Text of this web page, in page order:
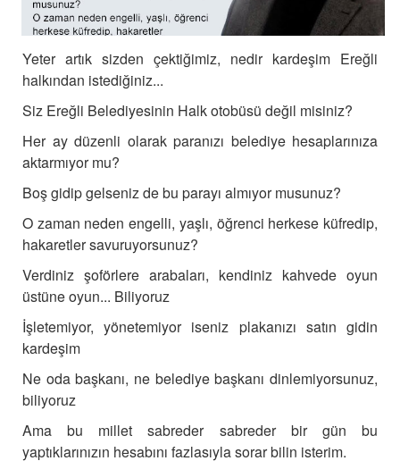
Yeter artık sizden çektiğimiz, nedir kardeşim Ereğli
halkından istediğiniz...
Siz Ereğli Belediyesinin Halk otobüsü değil misiniz?
Her ay düzenli olarak paranızı belediye hesaplarınıza
aktarmıyor mu?
Boş gidip gelseniz de bu parayı almıyor musunuz?
O zaman neden engelli, yaşlı, öğrenci herkese küfredip,
hakaretler savuruyorsunuz?
Verdiniz şoförlere arabaları, kendiniz kahvede oyun
üstüne oyun... Biliyoruz
İşletemiyor, yönetemiyor iseniz plakanızı satın gidin
kardeşim
Ne oda başkanı, ne belediye başkanı dinlemiyorsunuz,
biliyoruz
Ama bu millet sabreder sabreder bir gün bu
yaptıklarınızın hesabını fazlasıyla sorar bilin isterim.